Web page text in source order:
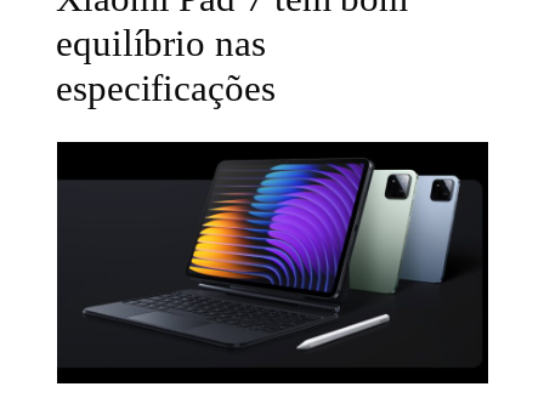
equilíbrio nas
especificações